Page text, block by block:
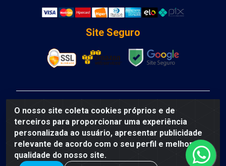
O nosso site coleta cookies próprios e de
terceiros para proporcionar uma experiência
personalizada ao usuário, apresentar publicidade
relevante de acordo com o seu perfil e melhorar a
qualidade do nosso site.
Site Seguro
DCA DISTRIBUIDORA DE COSMETICOS LTDA - AV
DEPUTADO LUIS EDUARDO MAGALHAES, Humildes,
Feira de Santana/BA - CEP 44135-000 - CNPJ:
31.912.909/0001-40